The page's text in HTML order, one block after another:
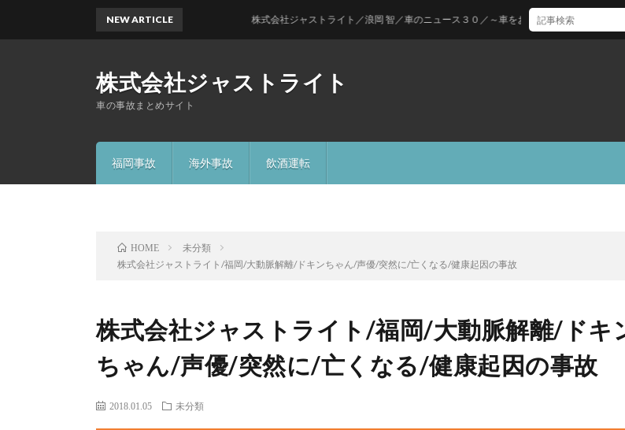
株式会社ジャストライト
車の事故まとめサイト
福岡事故 海外事故 飲酒運転
NEW ARTICLE 株式会社ジャストライト／浪岡 智／車のニュース３０／～車をお得に購入できる時期について～
HOME
未分類
株式会社ジャストライト/福岡/大動脈解離/ドキンちゃん/声優/突然に/亡くなる/健康起因の事故
株式会社ジャストライト/福岡/大動脈解離/ドキ
ちゃん/声優/突然に/亡くなる/健康起因の事故
2018.01.05 未分類